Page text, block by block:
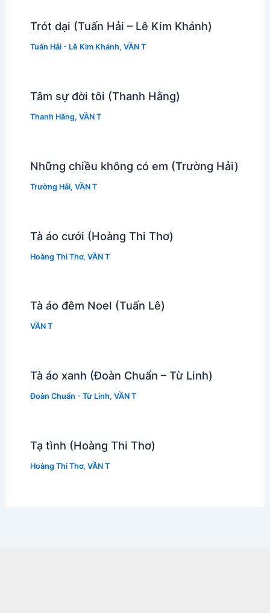
Trót dại (Tuấn Hải – Lê Kim Khánh)
Tuấn Hải - Lê Kim Khánh, VẦN T
Tâm sự đời tôi (Thanh Hằng)
Thanh Hằng, VẦN T
Những chiều không có em (Trường Hải)
Trường Hải, VẦN T
Tà áo cưới (Hoàng Thi Thơ)
Hoàng Thi Thơ, VẦN T
Tà áo đêm Noel (Tuấn Lê)
VẦN T
Tà áo xanh (Đoàn Chuẩn – Từ Linh)
Đoàn Chuẩn - Từ Linh, VẦN T
Tạ tình (Hoàng Thi Thơ)
Hoàng Thi Thơ, VẦN T